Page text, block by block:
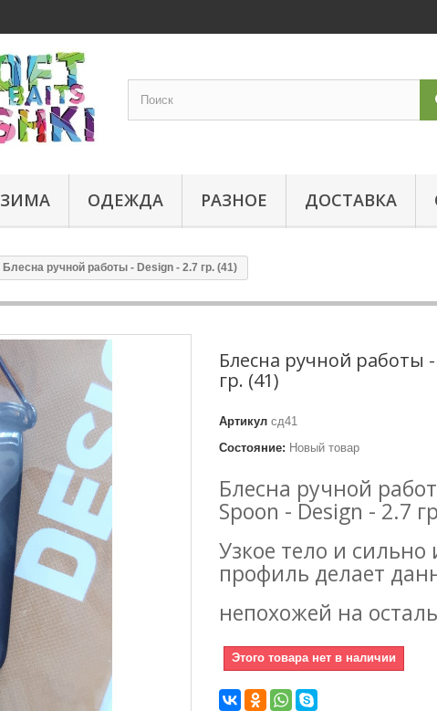
ЗИМА ОДЕЖДА РАЗНОЕ ДОСТАВКА
Блесна ручной работы - Design - 2.7 гр. (41)
Блесна ручной работы
гр. (41)
Артикул сд41
Состояние: Новый товар
Блесна ручной
Spoon - Design - 2.7
Узкое тело и сильно
профиль делает
непохожей на
Этого товара нет в наличии